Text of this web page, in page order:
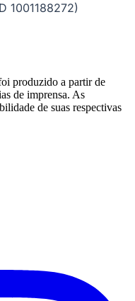
1001188272)
produzido a partir de
de imprensa. As
de suas respectivas